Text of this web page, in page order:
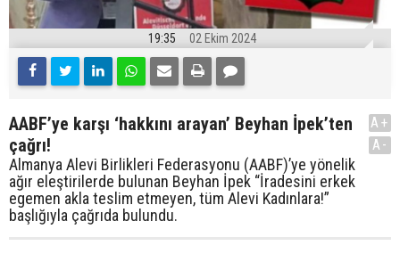
19:35 02 Ekim 2024
AABF’ye karşı ‘hakkını arayan’ Beyhan İpek’ten
çağrı!
Almanya Alevi Birlikleri Federasyonu (AABF)’ye yönelik
ağır eleştirilerde bulunan Beyhan İpek “İradesini erkek
egemen akla teslim etmeyen, tüm Alevi Kadınlara!”
başlığıyla çağrıda bulundu.
A+
A-